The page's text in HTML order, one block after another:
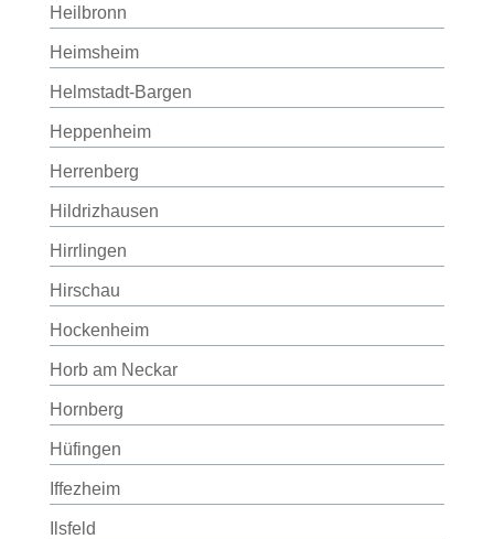
Heilbronn
Heimsheim
Helmstadt-Bargen
Heppenheim
Herrenberg
Hildrizhausen
Hirrlingen
Hirschau
Hockenheim
Horb am Neckar
Hornberg
Hüfingen
Iffezheim
Ilsfeld